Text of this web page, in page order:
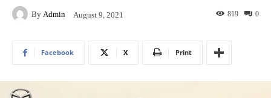
By Admin August 9, 2021 0
819
Facebook X Print